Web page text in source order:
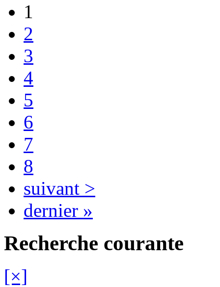
1
2
3
4
5
6
7
8
suivant >
dernier »
Recherche courante
[×]